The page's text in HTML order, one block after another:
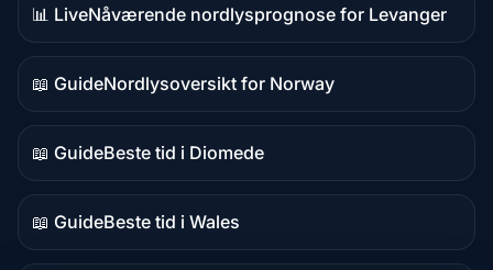
📊 Live
Live-
data
Nåværende nordlysprognose for Levanger
📖 Guide
Guideinnhold
Nordlysoversikt for Norway
📖 Guide
Guideinnhold
Beste tid i Diomede
📖 Guide
Guideinnhold
Beste tid i Wales